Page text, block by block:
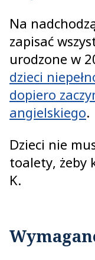
Na
zapisać
urodzone w
dzieci
dopiero
angielskiego‎.
Dzieci nie
toalety, żeby
K.